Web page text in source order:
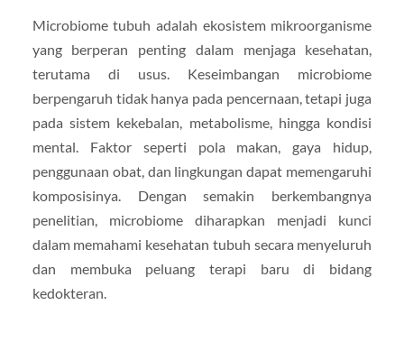
Microbiome tubuh adalah ekosistem mikroorganisme
yang berperan penting dalam menjaga kesehatan,
terutama di usus. Keseimbangan microbiome
berpengaruh tidak hanya pada pencernaan, tetapi juga
pada sistem kekebalan, metabolisme, hingga kondisi
mental. Faktor seperti pola makan, gaya hidup,
penggunaan obat, dan lingkungan dapat memengaruhi
komposisinya. Dengan semakin berkembangnya
penelitian, microbiome diharapkan menjadi kunci
dalam memahami kesehatan tubuh secara menyeluruh
dan membuka peluang terapi baru di bidang
kedokteran.